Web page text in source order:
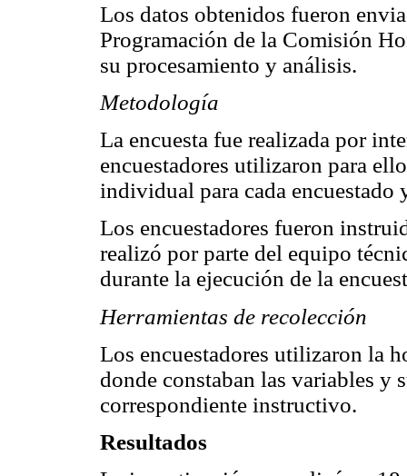
Los datos obtenidos fueron
Programación de la Comisión
su procesamiento y análisis.
Metodología
La encuesta fue realizada por
encuestadores utilizaron para
individual para cada
Los encuestadores fueron
realizó por parte del equipo
durante la ejecución de la
Herramientas de recolección
Los encuestadores utilizaron la
donde constaban las variables y
correspondiente instructivo.
Resultados